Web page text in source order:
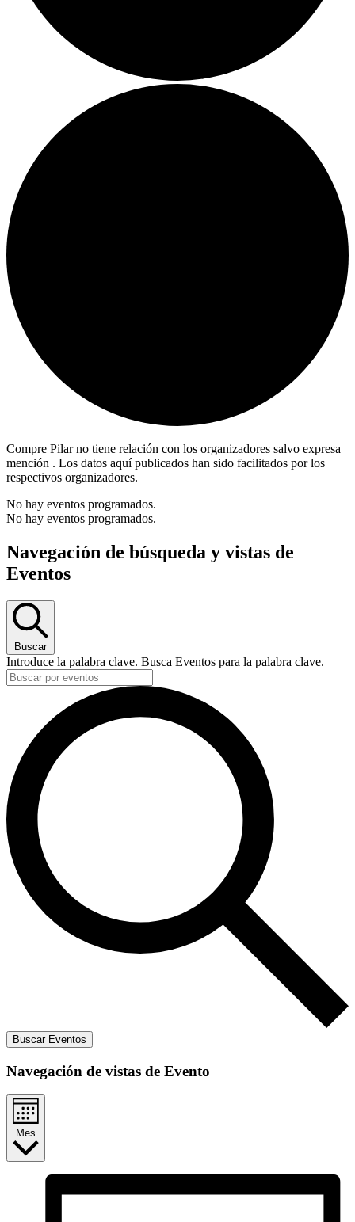
Compre Pilar no tiene relación con los organizadores salvo expresa
mención . Los datos aquí publicados han sido facilitados por los
respectivos organizadores.
No hay eventos programados.
No hay eventos programados.
Navegación de búsqueda y vistas de
Eventos
Buscar
Introduce la palabra clave. Busca Eventos para la palabra clave.
Buscar Eventos
Navegación de vistas de Evento
Mes